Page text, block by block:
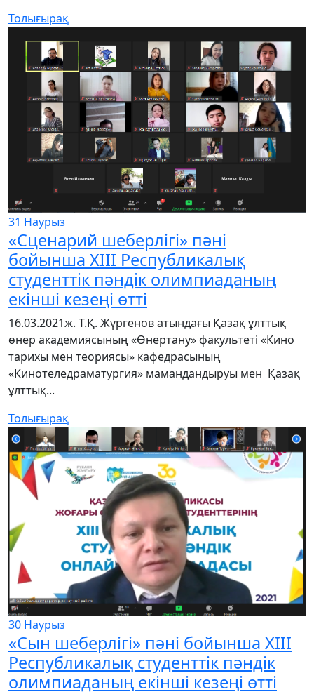
Толығырақ
31 Наурыз
«Сценарий шеберлігі» пәні
бойынша XIII Республикалық
студенттік пәндік олимпиаданың
екінші кезеңі өтті
16.03.2021ж. Т.Қ. Жүргенов атындағы Қазақ ұлттық
өнер академиясының «Өнертану» факультеті «Кино
тарихы мен теориясы» кафедрасының
«Кинотеледраматургия» мамандандыруы мен Қазақ
ұлттық...
Толығырақ
30 Наурыз
«Сын шеберлігі» пәні бойынша XIII
Республикалық студенттік пәндік
олимпиаданың екінші кезеңі өтті